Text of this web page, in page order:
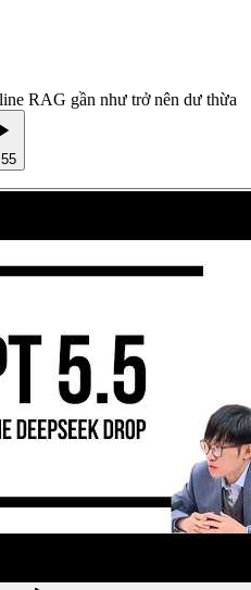
RAG gần như trở nên dư thừa